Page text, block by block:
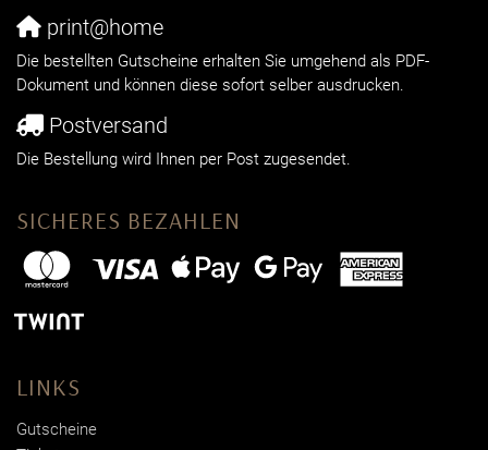
print@home
Die bestellten Gutscheine erhalten Sie umgehend als PDF-
Dokument und können diese sofort selber ausdrucken.
Postversand
Die Bestellung wird Ihnen per Post zugesendet.
SICHERES BEZAHLEN
LINKS
Gutscheine